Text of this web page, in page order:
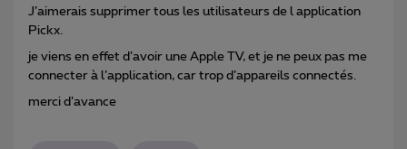
J’aimerais supprimer tous les utilisateurs de l application
Pickx.
je viens en effet d’avoir une Apple TV, et je ne peux pas me
connecter à l’application, car trop d’appareils connectés.
merci d’avance